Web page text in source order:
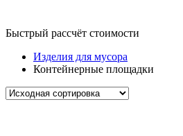
Быстрый рассчёт стоимости
Изделия для мусора
Контейнерные площадки